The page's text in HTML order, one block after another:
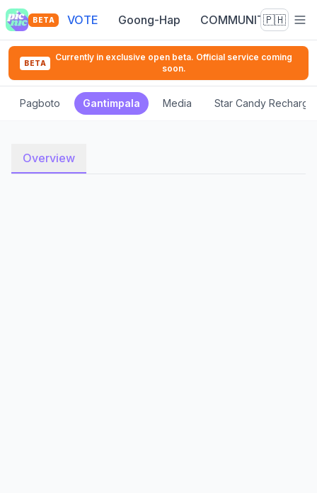
BETA VOTE Goong-Hap COMMUNITY🇵🇭
BETA
Currently in exclusive open beta. Official service coming
soon.
Pagboto Gantimpala Media Star Candy Recharge
Overview